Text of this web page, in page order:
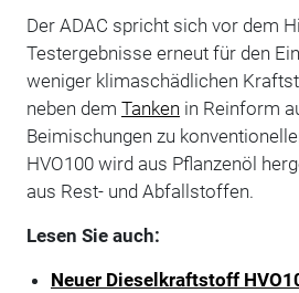
Der ADAC spricht sich vor dem
Testergebnisse erneut für den
weniger klimaschädlichen
neben dem Tanken in Reinform
Beimischungen zu
HVO100 wird aus Pflanzenöl
aus Rest- und Abfallstoffen.
Lesen Sie auch:
Neuer Dieselkraftstoff